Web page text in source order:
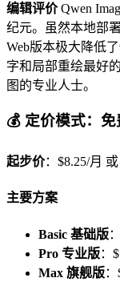
编辑评价Qwen
纪元。虽然本地部
Web版本极大降低
字和局部重绘最好
图的专业人士。
💰 定价模式：
起步价：$8.25/月
主要方案
Basic 基础版
Pro 专业版：
Max 旗舰版